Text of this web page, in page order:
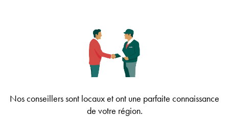
Nos conseillers sont locaux et ont une parfaite connaissance
de votre région.